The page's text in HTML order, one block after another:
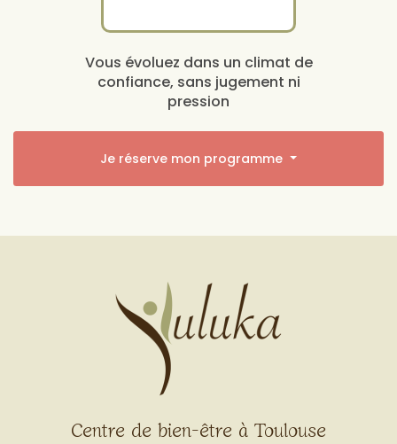
Vous évoluez dans un climat de
confiance, sans jugement ni
pression
Je réserve mon programme
Centre de bien-être à Toulouse